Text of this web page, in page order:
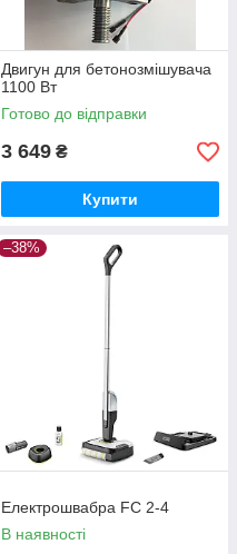
Двигун для бетонозмішувача
1100 Вт
Готово до відправки
3 649 ₴
Купити
–38%
Електрошвабра FC 2-4
В наявності